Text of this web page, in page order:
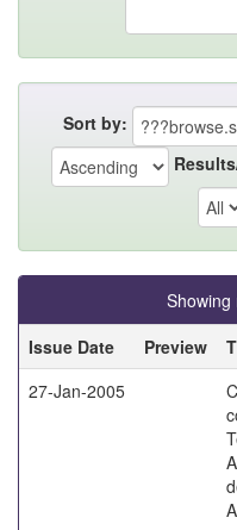
Sort by:
Showing
Issue Date
Preview
27-Jan-2005